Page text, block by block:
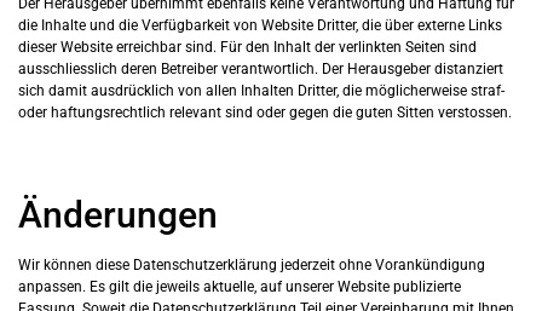
Der Herausgeber übernimmt ebenfalls keine Verantwortung und Haftung für
die Inhalte und die Verfügbarkeit von Website Dritter, die über externe Links
dieser Website erreichbar sind. Für den Inhalt der verlinkten Seiten sind
ausschliesslich deren Betreiber verantwortlich. Der Herausgeber distanziert
sich damit ausdrücklich von allen Inhalten Dritter, die möglicherweise straf-
oder haftungsrechtlich relevant sind oder gegen die guten Sitten verstossen.
Änderungen
Wir können diese Datenschutzerklärung jederzeit ohne Vorankündigung
anpassen. Es gilt die jeweils aktuelle, auf unserer Website publizierte